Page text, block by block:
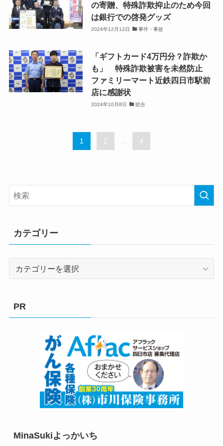
の寄贈、特殊詐欺抑止のため今回
は銀行での啓発グッズ
2024年12月12日 事件・事故
「ギフトカード4万円分？詐欺か
も」 特殊詐欺被害を未然防止
ファミリーマート近鉄四日市駅前
店に感謝状
2024年10月8日 総合
1 2 4
カテゴリー
PR
MinaSukiよっかいち